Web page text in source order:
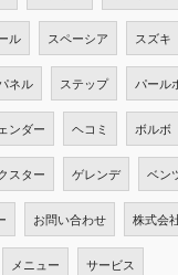
ル スペーシア スズキ
ネル ステップ パール
ンダー ヘコミ ボルボ
スター ゲレンデ ベン
お問い合わせ 株式会
メニュー サービス